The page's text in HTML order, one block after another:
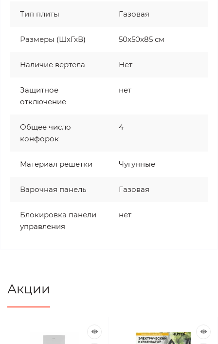
Тип плиты Газовая
Размеры (ШхГхВ) 50x50x85 см
Наличие вертела Нет
Защитное
отключение
нет
Общее число
конфорок
4
Материал решетки Чугунные
Варочная панель Газовая
Блокировка панели
управления
нет
Акции